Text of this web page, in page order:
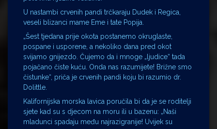
U nastambi crvenih pandi trčkaraju Dudek i Regica,
veseli blizanci mame Eme i tate Popija.
„Šest tjedana prije okota postanemo okruglaste,
pospane i usporene, a nekoliko dana pred okot
svijamo gnijezdo. Čujemo da i mnoge „ljudice“ tada
pojačano čiste kuću. Onda nas razumijete! Brižne smo
čistunke“, priča je crvenih pandi koju bi razumio dr.
Dolittle.
Kalifornijska morska lavica poručila bi da je se roditelji
sjete kad su s djecom na moru ili u bazenu: „Naši
mladunci spadaju među najrazigranije! Uvijek su